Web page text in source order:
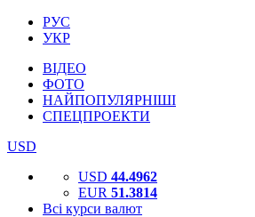
РУС
УКР
ВІДЕО
ФОТО
НАЙПОПУЛЯРНІШІ
СПЕЦПРОЕКТИ
USD
USD 44.4962
EUR 51.3814
Всі курси валют